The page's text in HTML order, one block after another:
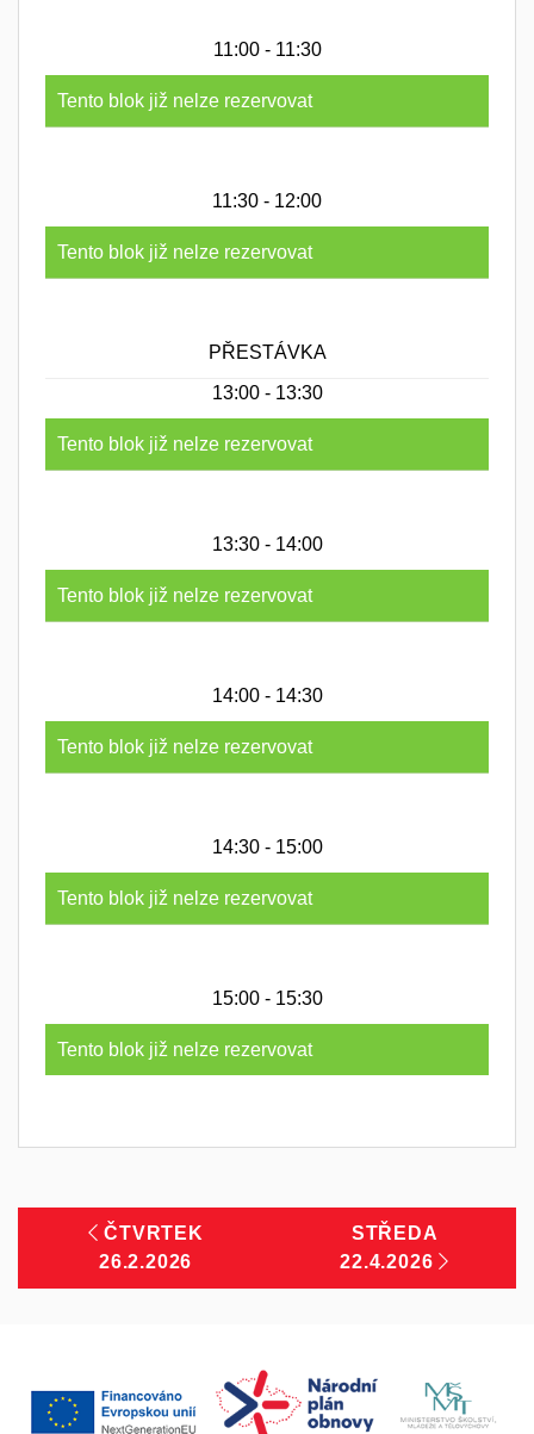
11:00 - 11:30
Tento blok již nelze rezervovat
11:30 - 12:00
Tento blok již nelze rezervovat
PŘESTÁVKA
13:00 - 13:30
Tento blok již nelze rezervovat
13:30 - 14:00
Tento blok již nelze rezervovat
14:00 - 14:30
Tento blok již nelze rezervovat
14:30 - 15:00
Tento blok již nelze rezervovat
15:00 - 15:30
Tento blok již nelze rezervovat
ČTVRTEK
26.2.2026
STŘEDA
22.4.2026